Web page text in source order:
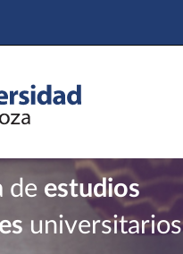
de estudios
universitarios